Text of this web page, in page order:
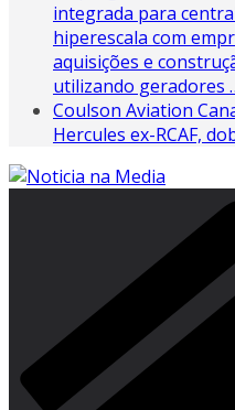
integrada para
hiperescala com
aquisições e
utilizando geradores
Coulson Aviation
Hercules ex-RCAF,